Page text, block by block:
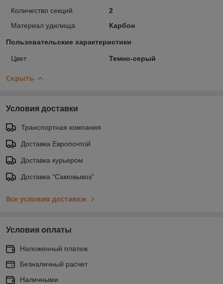
Количество секций
2
Материал удилища
Карбон
Пользовательские характеристики
Цвет Темно-серый
Скрыть
Условия доставки
Транспортная компания
Доставка Европочтой
Доставка курьером
Доставка "Самовывоз"
Все условия доставки
Условия оплаты
Наложенный платеж
Безналичный расчет
Наличными